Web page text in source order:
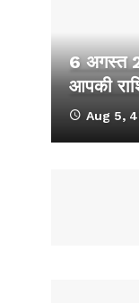
6 अगस्त
आपकी
Aug 5,